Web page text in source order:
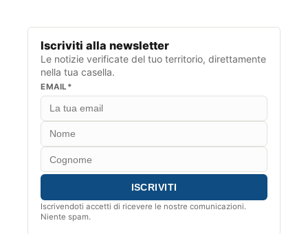
Iscriviti alla newsletter
Le notizie verificate del tuo territorio, direttamente
nella tua casella.
EMAIL*
Iscrivendoti accetti di ricevere le nostre comunicazioni.
Niente spam.